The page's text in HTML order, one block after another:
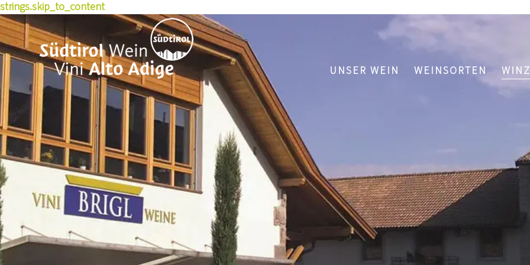
strings.skip_to_content
UNSER WEIN WEINSORTEN